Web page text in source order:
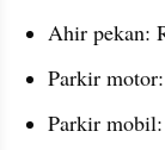
Ahir pekan:
Parkir
Parkir mobil: